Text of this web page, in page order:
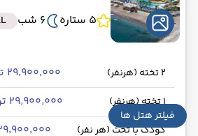
فیلتر هتل ها
5 ستاره
6 شب
2 تخته (هرنفر) ۲۹٬۹۰۰٬۰۰۰ تومان + ۱٬۹۴۵ دلار
1 تخته (هرنفر) ۲۹٬۹۰۰٬۰۰۰ تومان + ۳٬۸۱۵ دلار
کودک با تخت (هر نفر) ۲۹٬۹۰۰٬۰۰۰ تومان + ۶۹۹